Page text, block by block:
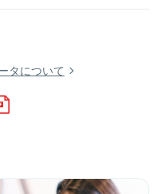
タについて